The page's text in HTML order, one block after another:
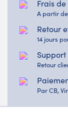
Frais
A partir
Retour
14 jours
Retour
Par CB,